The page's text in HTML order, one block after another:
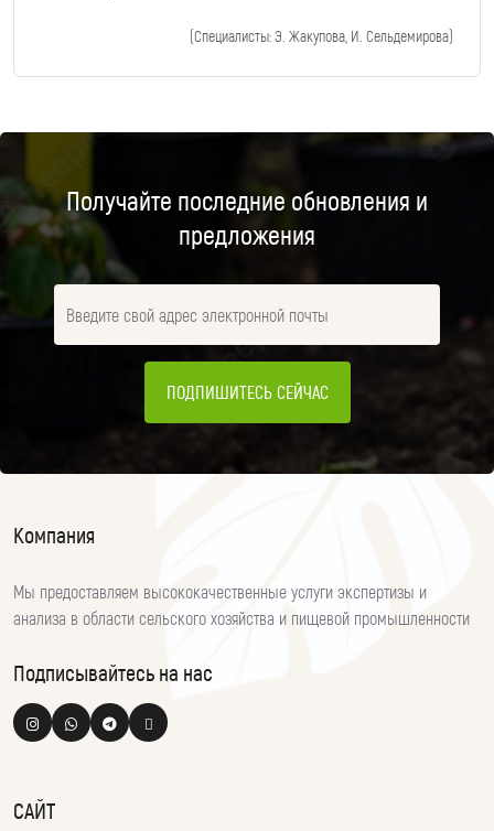
(Специалисты: Э. Жакупова, И. Сельдемирова)
Получайте последние обновления и
предложения
ПОДПИШИТЕСЬ СЕЙЧАС
Компания
Мы предоставляем высококачественные услуги экспертизы и
анализа в области сельского хозяйства и пищевой промышленности
Подписывайтесь на нас
САЙТ